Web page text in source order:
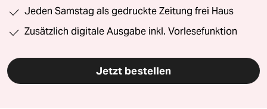
Jeden Samstag als gedruckte Zeitung frei Haus
Zusätzlich digitale Ausgabe inkl. Vorlesefunktion
Jetzt bestellen